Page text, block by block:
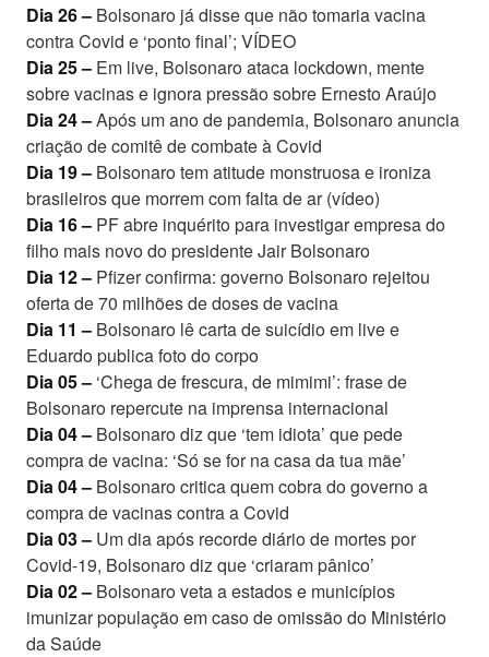
Dia 26 – Bolsonaro já disse que não tomaria vacina
contra Covid e ‘ponto final’; VÍDEO
Dia 25 – Em live, Bolsonaro ataca lockdown, mente
sobre vacinas e ignora pressão sobre Ernesto Araújo
Dia 24 –Após um ano de pandemia, Bolsonaro anuncia
criação de comitê de combate à Covid
Dia 19 – Bolsonaro tem atitude monstruosa e ironiza
brasileiros que morrem com falta de ar (vídeo)
Dia 16 – PF abre inquérito para investigar empresa do
filho mais novo do presidente Jair Bolsonaro
Dia 12 – Pfizer confirma: governo Bolsonaro rejeitou
oferta de 70 milhões de doses de vacina
Dia 11 – Bolsonaro lê carta de suicídio em live e
Eduardo publica foto do corpo
Dia 05 – ‘Chega de frescura, de mimimi’: frase de
Bolsonaro repercute na imprensa internacional
Dia 04 – Bolsonaro diz que ‘tem idiota’ que pede
compra de vacina: ‘Só se for na casa da tua mãe’
Dia 04 – Bolsonaro critica quem cobra do governo a
compra de vacinas contra a Covid
Dia 03 – Um dia após recorde diário de mortes por
Covid-19, Bolsonaro diz que ‘criaram pânico’
Dia 02 – Bolsonaro veta a estados e municípios
imunizar população em caso de omissão do Ministério
da Saúde